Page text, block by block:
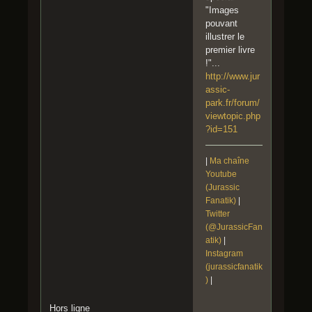
"Images
pouvant
illustrer le
premier livre
!"...
http://www.jur
assic-
park.fr/forum/
viewtopic.php
?id=151
Ma chaîne
Youtube
(Jurassic
Fanatik)
Twitter
(@JurassicFan
atik)
Instagram
(jurassicfanatik
)
Hors ligne